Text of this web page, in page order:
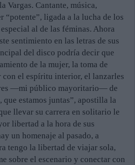
Vargas. Cantante, música,
“potente”, ligada a la lucha de los
al de las féminas. Ahora
sentimiento en las letras de sus
del disco podría decir que
de la mujer, la toma de
con el espíritu interior, el lanzarles
—mi público mayoritario— de
que estamos juntas”, apostilla la
llevar su carrera en solitario le
libertad a la hora de sus
un homenaje al pasado, a
tengo la libertad de viajar sola,
sobre el escenario y conectar con